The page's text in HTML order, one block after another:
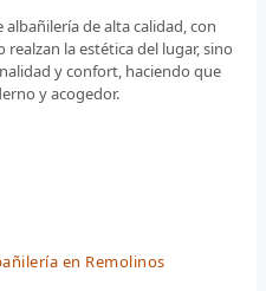
de alta calidad, con
la estética del lugar, sino
y confort, haciendo que
y acogedor.
en Remolinos